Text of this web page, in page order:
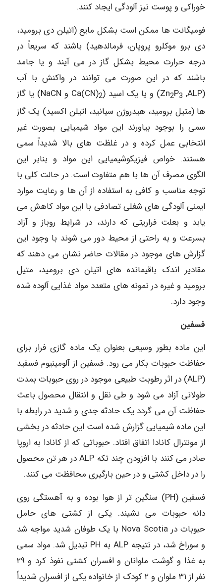
خوراکی و پوست نیز آلودگی ایجاد کنند.
فومیگانت ها ممکن است بشکل مایع (اتیلن دی برومید،
دی برو موکلرو پروپان، فرمالدهید) باشند که سریعاً در
درجه حرارت محیط بشکل گاز در می آیند و یا جامد
باشند که در این صورت می توانند در واکنش با آب
(Zn
2P3 ,ALP) و یا یک اسید (Ca(CN) 2
و NaCN) یا گاز
ها (متیل برومید، هیدروژن سیانید، اتیلن اکسید) یک گاز
سمی را بوجود بیاورند این مواد شیمیایی بصورت غیر
انتخابی عمل کرده و در غلظت های بالا شدیداً سمی
هستند. خواص فیزیکوشیمیایی این مواد و بنابر این
الگوی مصرف آن ها با هم متفاوت است. در حالت کلی با
توجه مناسب و کافی به استفاده از آن ها و رعایت موارد
ایمنی آلودگی های شغلی تصادفی با این مواد کاهش می
یابد و بعلت فراریتی که دارند، در شرایط روباز و آزاد
بسرعت و به راحتی از محیط دور می شوند با وجود این
گزارش های موجود در مقالات حاضر نشان می دهند که
مقادیر اندک باقیمانده های اتیلن دی برومید، متیل
برومید و غیره در نمونه های متعدد مواد غذایی آلوده شده
وجود دارد.
فسفین
این ماده بطور وسیعی بعنوان یک ماده گازی فرار برای
حفاظت حبوبات بکار می رود. فسفین از آلومینیوم فسفید
(ALP) در اثر رطوبت طبیعی موجود در روی حبوبات بمدت
طولانی آزاد می شود و طی نقل و انتقال محصول باعث
حفاظت آن می گردد یک حادثه جدی و شدید در رابطه با
این ماده شیمیایی گزارش شده است این حادثه در بخشی
از مونترال کانادا اتفاق افتاد. حبوباتی که از کانادا به اروپا
صادر می کنند با افزودن چند تکه ALP در هر تن محصول
را در داخل کشتی و در حین بارگیری محافظت می کنند.
فسفین (PH) سنگین تر از هوا بوده و به آهستگی روی
دانه حبوبات می نشیند. یکی از کشتی های حامل
حبوبات در Nova Scotia با یک طوفان شدید مواجه شد
و سوراخ شد، در نتیجه ALP به PH تبدیل شد. مواد سمی
به غذا و گوشت ملوانان و افسران کشتی نفوذ کرد و ۲۹
نفر از ۳۱ ملوان و ۲ کودک از خانواده یکی از افسران شدیداً